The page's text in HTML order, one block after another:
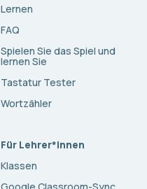
Lernen
FAQ
Spielen Sie das Spiel und
lernen Sie
Tastatur Tester
Wortzähler
Für Lehrer*innen
Klassen